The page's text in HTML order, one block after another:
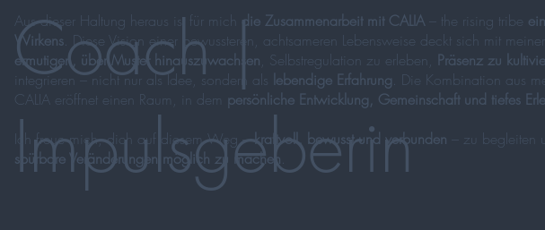
Coach |
Impulsgeberin
Aus dieser Haltung heraus ist für mich die Zusammenarbeit mit CALIA – the rising tribe
Wirkens. Diese Vision einer bewussteren, achtsameren Lebensweise deckt sich mit
ermutigen, über Muster hinauszuwachsen , Selbstregulation zu erleben, Präsenz zu
integrieren – nicht nur als Idee, sondern als lebendige Erfahrung. Die Kombination aus
CALIA eröffnet einen Raum, in dem persönliche Entwicklung, Gemeinschaft und tiefes
Ich freue mich, dich auf diesem Weg –kraftvoll, bewusst und verbunden – zu begleiten
spürbare Veränderungen möglich zu machen.